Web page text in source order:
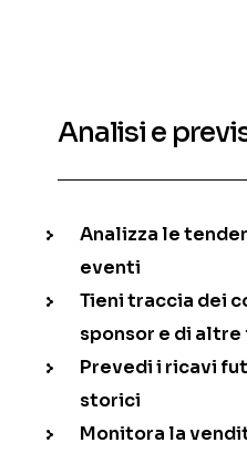
Analisi e
Analizza le
eventi
Tieni traccia dei
sponsor e di
Prevedi i ricavi
storici
Monitora la